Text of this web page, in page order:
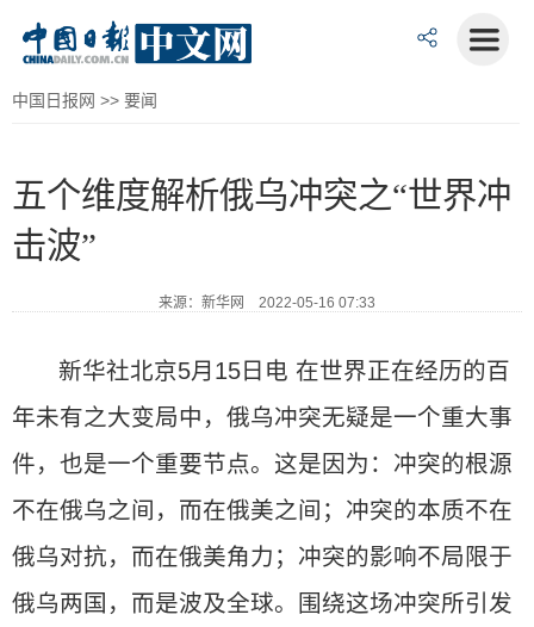
中国日报网 >> 要闻
五个维度解析俄乌冲突之“世界冲
击波”
来源：新华网 2022-05-16 07:33
新华社北京5月15日电 在世界正在经历的百
年未有之大变局中，俄乌冲突无疑是一个重大事
件，也是一个重要节点。这是因为：冲突的根源
不在俄乌之间，而在俄美之间；冲突的本质不在
俄乌对抗，而在俄美角力；冲突的影响不局限于
俄乌两国，而是波及全球。围绕这场冲突所引发